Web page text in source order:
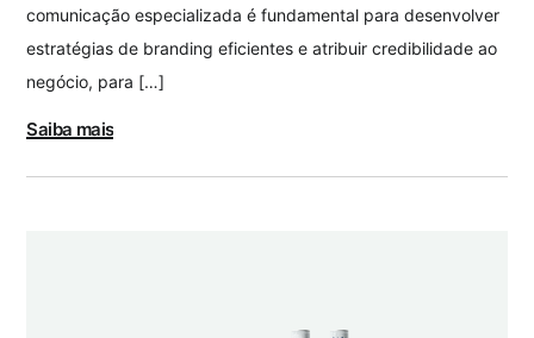
comunicação especializada é fundamental para desenvolver
estratégias de branding eficientes e atribuir credibilidade ao
negócio, para […]
Saiba mais